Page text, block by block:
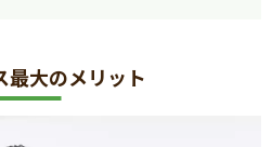
最大のメリット